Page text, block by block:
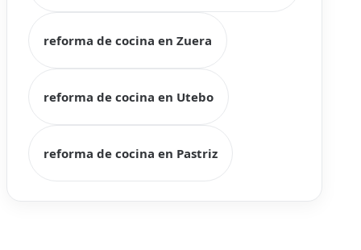
reforma de cocina en Zuera
reforma de cocina en Utebo
reforma de cocina en Pastriz